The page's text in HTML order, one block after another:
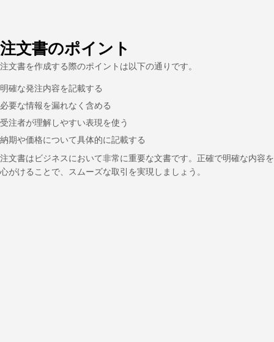
注文書のポイント
注文書を作成する際のポイントは以下の通りです。
明確な発注内容を記載する
必要な情報を漏れなく含める
受注者が理解しやすい表現を使う
納期や価格について具体的に記載する
注文書はビジネスにおいて非常に重要な文書です。正確で明確な内容を
心がけることで、スムーズな取引を実現しましょう。